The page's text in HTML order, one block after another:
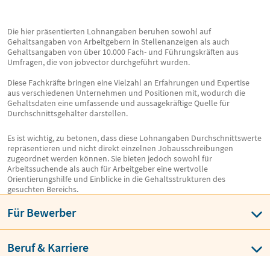
Die hier präsentierten Lohnangaben beruhen sowohl auf
Gehaltsangaben von Arbeitgebern in Stellenanzeigen als auch
Gehaltsangaben von über 10.000 Fach- und Führungskräften aus
Umfragen, die von jobvector durchgeführt wurden.
Diese Fachkräfte bringen eine Vielzahl an Erfahrungen und Expertise
aus verschiedenen Unternehmen und Positionen mit, wodurch die
Gehaltsdaten eine umfassende und aussagekräftige Quelle für
Durchschnittsgehälter darstellen.
Es ist wichtig, zu betonen, dass diese Lohnangaben Durchschnittswerte
repräsentieren und nicht direkt einzelnen Jobausschreibungen
zugeordnet werden können. Sie bieten jedoch sowohl für
Arbeitssuchende als auch für Arbeitgeber eine wertvolle
Orientierungshilfe und Einblicke in die Gehaltsstrukturen des
gesuchten Bereichs.
Für Bewerber
Beruf & Karriere